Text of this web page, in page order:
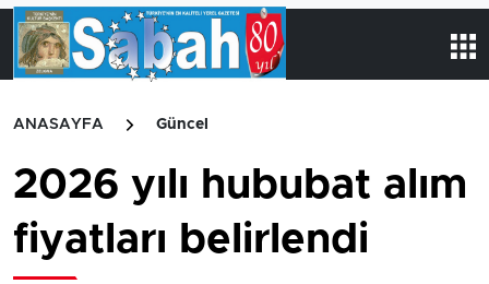
ANASAYFA Güncel
2026 yılı hububat alım
fiyatları belirlendi